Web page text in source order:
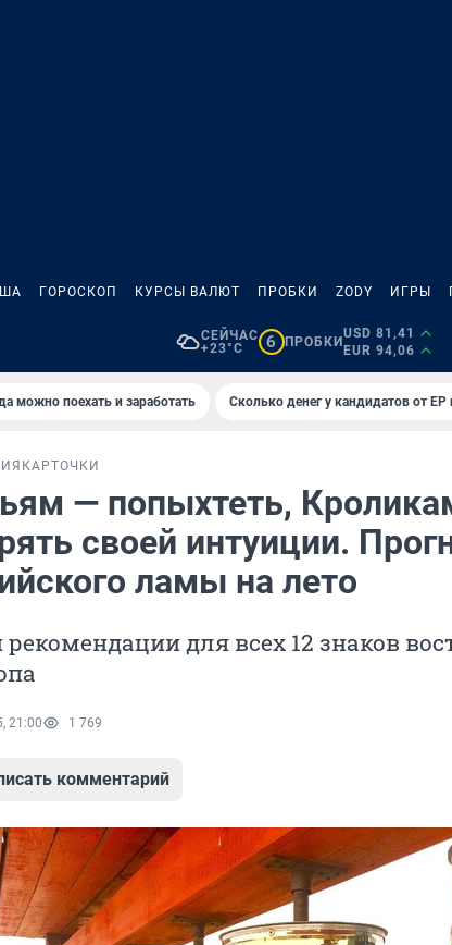
ГОРОСКОП КУРСЫ ВАЛЮТ ПРОБКИ ZODY ИГРЫ
СЕЙЧАС
+23°C
6 ПРОБКИ
USD 81,41
EUR 94,06
можно поехать и заработать Сколько денег у кандидатов от
КАРТОЧКИ
— попыхтеть,
своей интуиции.
ламы на лето
для всех 12 знаков
21:00 1 769
комментарий